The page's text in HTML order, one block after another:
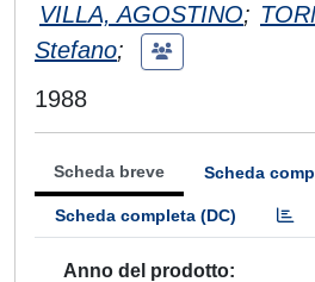
VILLA, AGOSTINO;
Stefano;
1988
Scheda breve Scheda
Scheda completa (DC)
Anno del prodotto